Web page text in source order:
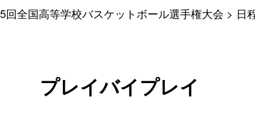
全国高等学校バスケットボール選手権大会 日
プレイバイプレイ